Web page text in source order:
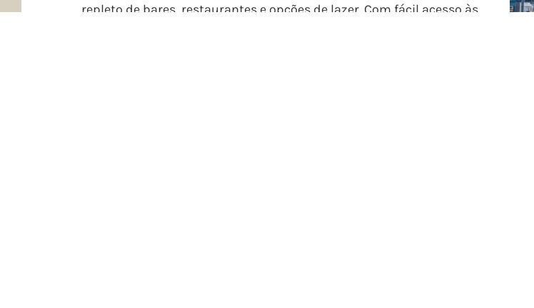
repleto de bares, restaurantes e opções de lazer. Com fácil acesso às